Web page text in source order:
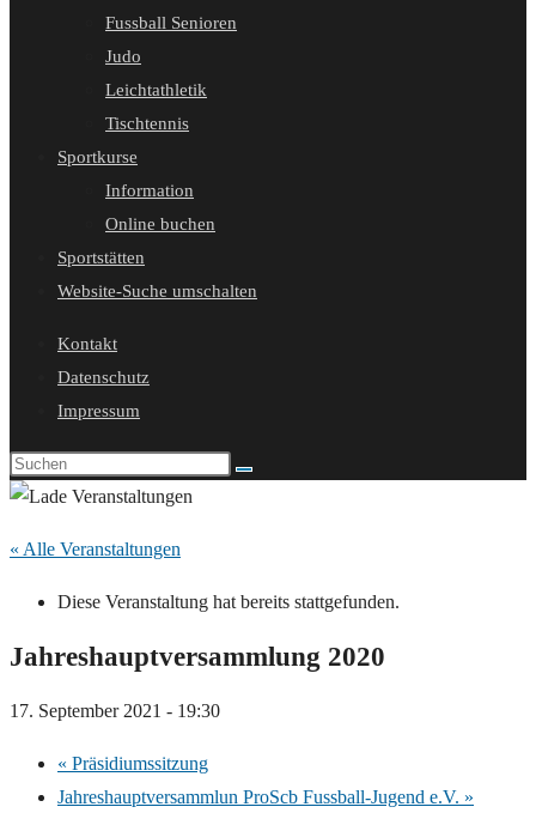
Fussball Senioren
Judo
Leichtathletik
Tischtennis
Sportkurse
Information
Online buchen
Sportstätten
Website-Suche umschalten
Kontakt
Datenschutz
Impressum
« Alle Veranstaltungen
Diese Veranstaltung hat bereits stattgefunden.
Jahreshauptversammlung 2020
17. September 2021 - 19:30
« Präsidiumssitzung
Jahreshauptversammlun ProScb Fussball-Jugend e.V. »